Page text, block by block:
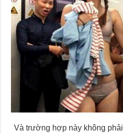
Và trường hợp này không